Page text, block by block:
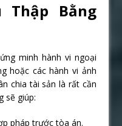
Thập Bằng
minh hành vi ngoại
hoặc các hành vi ảnh
chia tài sản là rất cần
sẽ giúp:
pháp trước tòa án.